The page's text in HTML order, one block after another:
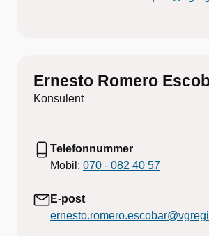
Ernesto Romero
Konsulent
Telefonnummer
Mobil: 070 - 082 40 57
E-post